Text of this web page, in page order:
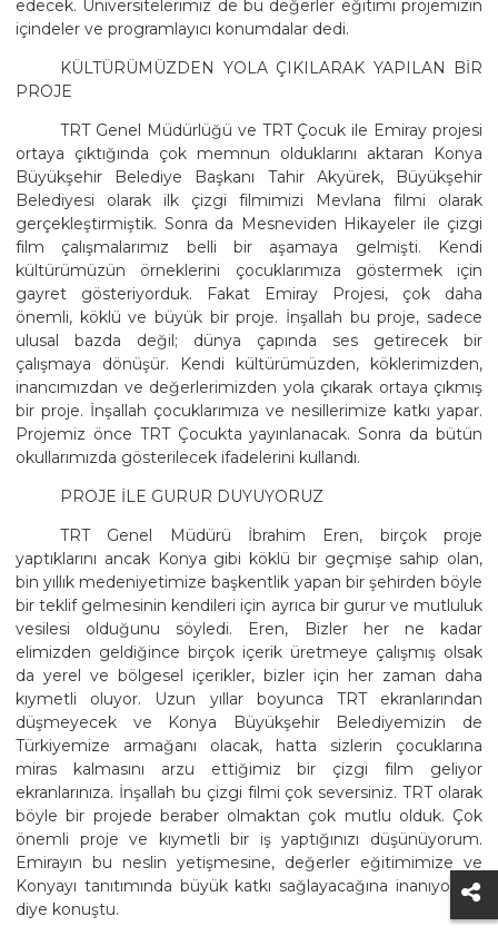
edecek. Üniversitelerimiz de bu değerler eğitimi projemizin
içindeler ve programlayıcı konumdalar dedi.
KÜLTÜRÜMÜZDEN YOLA ÇIKILARAK YAPILAN BİR
PROJE
TRT Genel Müdürlüğü ve TRT Çocuk ile Emiray projesi
ortaya çıktığında çok memnun olduklarını aktaran Konya
Büyükşehir Belediye Başkanı Tahir Akyürek, Büyükşehir
Belediyesi olarak ilk çizgi filmimizi Mevlana filmi olarak
gerçekleştirmiştik. Sonra da Mesneviden Hikayeler ile çizgi
film çalışmalarımız belli bir aşamaya gelmişti. Kendi
kültürümüzün örneklerini çocuklarımıza göstermek için
gayret gösteriyorduk. Fakat Emiray Projesi, çok daha
önemli, köklü ve büyük bir proje. İnşallah bu proje, sadece
ulusal bazda değil; dünya çapında ses getirecek bir
çalışmaya dönüşür. Kendi kültürümüzden, köklerimizden,
inancımızdan ve değerlerimizden yola çıkarak ortaya çıkmış
bir proje. İnşallah çocuklarımıza ve nesillerimize katkı yapar.
Projemiz önce TRT Çocukta yayınlanacak. Sonra da bütün
okullarımızda gösterilecek ifadelerini kullandı.
PROJE İLE GURUR DUYUYORUZ
TRT Genel Müdürü İbrahim Eren, birçok proje
yaptıklarını ancak Konya gibi köklü bir geçmişe sahip olan,
bin yıllık medeniyetimize başkentlik yapan bir şehirden böyle
bir teklif gelmesinin kendileri için ayrıca bir gurur ve mutluluk
vesilesi olduğunu söyledi. Eren, Bizler her ne kadar
elimizden geldiğince birçok içerik üretmeye çalışmış olsak
da yerel ve bölgesel içerikler, bizler için her zaman daha
kıymetli oluyor. Uzun yıllar boyunca TRT ekranlarından
düşmeyecek ve Konya Büyükşehir Belediyemizin de
Türkiyemize armağanı olacak, hatta sizlerin çocuklarına
miras kalmasını arzu ettiğimiz bir çizgi film geliyor
ekranlarınıza. İnşallah bu çizgi filmi çok seversiniz. TRT olarak
böyle bir projede beraber olmaktan çok mutlu olduk. Çok
önemli proje ve kıymetli bir iş yaptığınızı düşünüyorum.
Emirayın bu neslin yetişmesine, değerler eğitimimize ve
Konyayı tanıtımında büyük katkı sağlayacağına inanıyorum
diye konuştu.